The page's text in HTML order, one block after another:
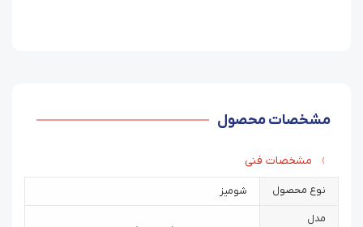
مشخصات محصول
مشخصات فنی
نوع محصول شومیز
مدل